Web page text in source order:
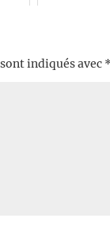
indiqués avec